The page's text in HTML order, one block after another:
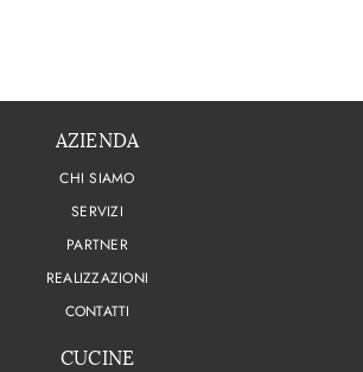
AZIENDA
CHI SIAMO
SERVIZI
PARTNER
REALIZZAZIONI
CONTATTI
CUCINE